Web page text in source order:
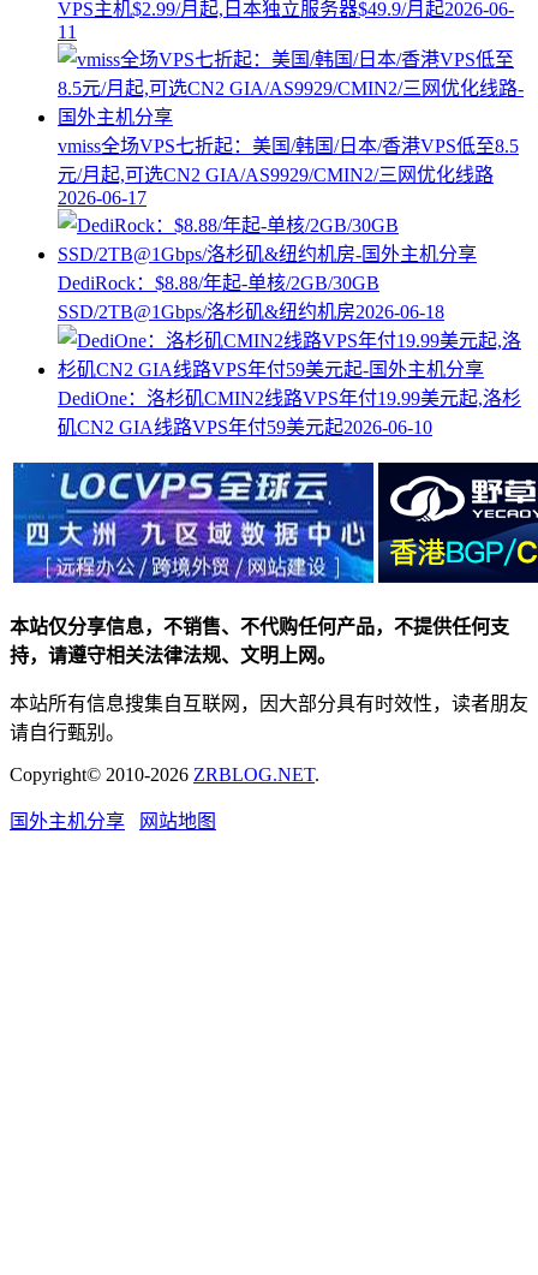
VPS主机$2.99/月起,日本独立服务器$49.9/月起2026-06-
11
vmiss全场VPS七折起：美国/韩国/日本/香港VPS低至8.5
元/月起,可选CN2 GIA/AS9929/CMIN2/三网优化线路
2026-06-17
DediRock：$8.88/年起-单核/2GB/30GB
SSD/2TB@1Gbps/洛杉矶&纽约机房2026-06-18
DediOne：洛杉矶CMIN2线路VPS年付19.99美元起,洛杉
矶CN2 GIA线路VPS年付59美元起2026-06-10
本站仅分享信息，不销售、不代购任何产品，不提供任何支
持，请遵守相关法律法规、文明上网。
本站所有信息搜集自互联网，因大部分具有时效性，读者朋友
请自行甄别。
Copyright© 2010-2026 ZRBLOG.NET.
国外主机分享 网站地图